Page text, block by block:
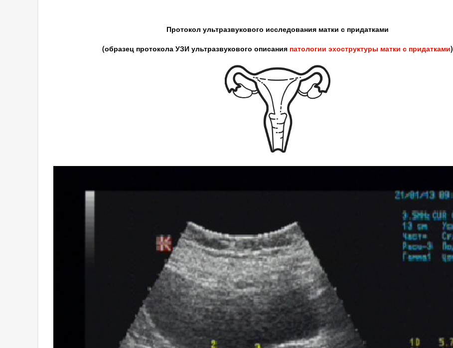
Протокол ультразвукового исследования матки с придатками
(образец протокола УЗИ ультразвукового описания патологии эхоструктуры матки с придатками)